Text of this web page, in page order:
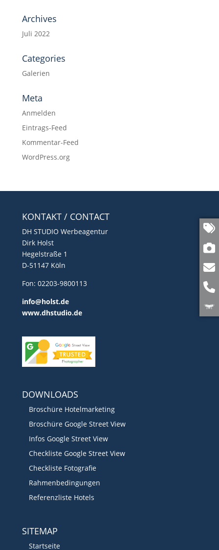
Archives
Juli 2022
Categories
Galerien
Meta
Anmelden
Eintrags-Feed
Kommentar-Feed
WordPress.org
KONTAKT / CONTACT
DH STUDIO Werbeagentur
Dirk Holst
Hegelstraße 1
D-51147 Köln
Fon: 02203-9800113
info@holst.de
www.dhstudio.de
DOWNLOADS
Broschüre Hotelmarketing
Broschüre Google Street View
Infos Google Street View
Checkliste Google Street View
Checkliste Fotografie
Rahmenbedingungen
Referenzliste Hotels
SITEMAP
Startseite